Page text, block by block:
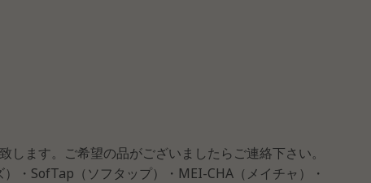
ます。ご希望の品がございましたらご連絡下さい。
・SofTap（ソフタップ）・MEI-CHA（メイチャ）・